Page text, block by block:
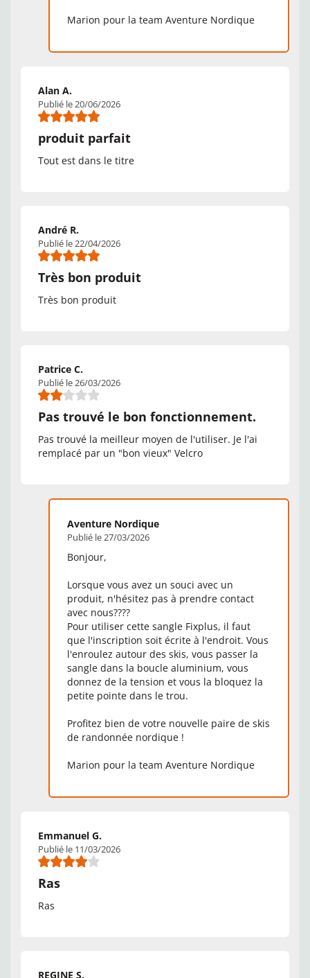
Marion pour la team Aventure Nordique
Alan A.
Publié le 20/06/2026
produit parfait
Tout est dans le titre
André R.
Publié le 22/04/2026
Très bon produit
Très bon produit
Patrice C.
Publié le 26/03/2026
Pas trouvé le bon fonctionnement.
Pas trouvé la meilleur moyen de l'utiliser. Je l'ai
remplacé par un "bon vieux" Velcro
Aventure Nordique
Publié le 27/03/2026
Bonjour,
Lorsque vous avez un souci avec un
produit, n'hésitez pas à prendre contact
avec nous????
Pour utiliser cette sangle Fixplus, il faut
que l'inscription soit écrite à l'endroit. Vous
l'enroulez autour des skis, vous passer la
sangle dans la boucle aluminium, vous
donnez de la tension et vous la bloquez la
petite pointe dans le trou.
Profitez bien de votre nouvelle paire de skis
de randonnée nordique !
Marion pour la team Aventure Nordique
Emmanuel G.
Publié le 11/03/2026
Ras
Ras
REGINE S.